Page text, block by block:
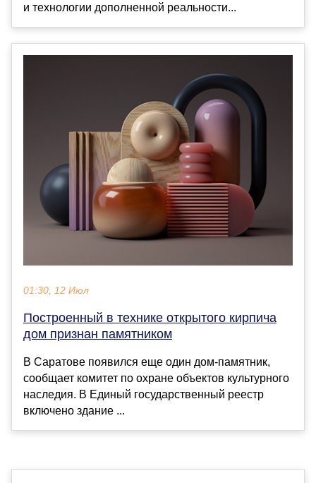
и технологии дополненной реальности...
01:30, 12 Июл
Построенный в технике открытого кирпича
дом признан памятником
В Саратове появился еще один дом-памятник,
сообщает комитет по охране объектов культурного
наследия. В Единый государственный реестр
включено здание ...